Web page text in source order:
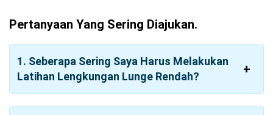
Pertanyaan Yang Sering Diajukan.
1. Seberapa Sering Saya Harus Melakukan
Latihan Lengkungan Lunge Rendah?